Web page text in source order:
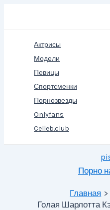
Актрисы
Модели
Певицы
Спортсменки
Порнозвезды
Onlyfans
Celleb.club
Порно
Главная
Голая Шарлотта